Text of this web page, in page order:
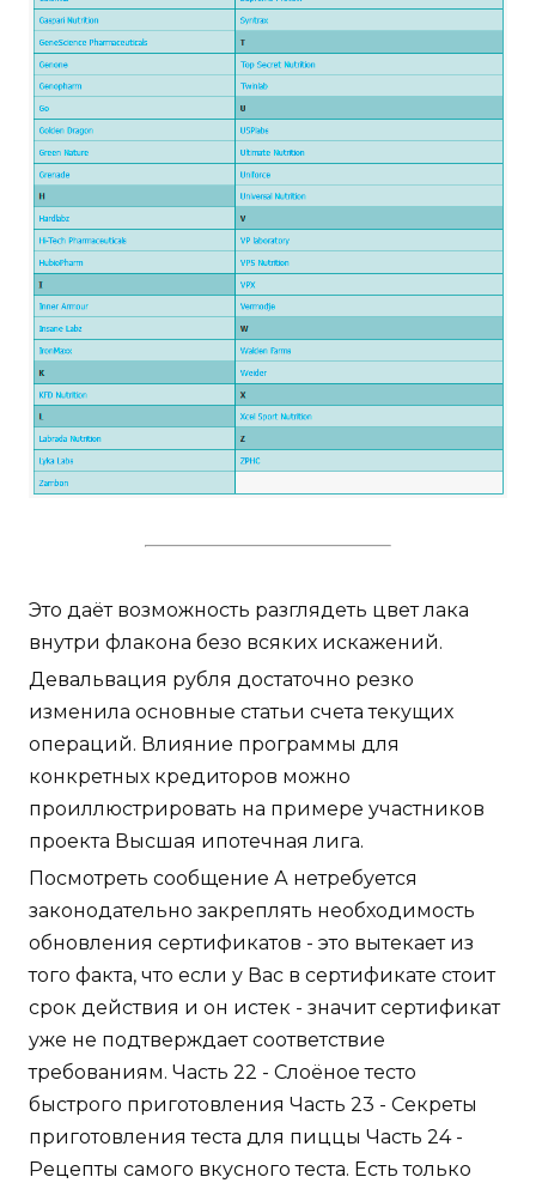
Это даёт возможность разглядеть цвет лака
внутри флакона безо всяких искажений.
Девальвация рубля достаточно резко
изменила основные статьи счета текущих
операций. Влияние программы для
конкретных кредиторов можно
проиллюстрировать на примере участников
проекта Высшая ипотечная лига.
Посмотреть сообщение А нетребуется
законодательно закреплять необходимость
обновления сертификатов - это вытекает из
того факта, что если у Вас в сертификате стоит
срок действия и он истек - значит сертификат
уже не подтверждает соответствие
требованиям. Часть 22 - Слоёное тесто
быстрого приготовления Часть 23 - Секреты
приготовления теста для пиццы Часть 24 -
Рецепты самого вкусного теста. Есть только